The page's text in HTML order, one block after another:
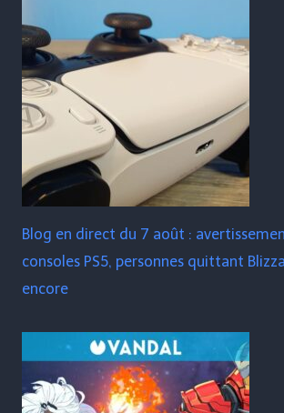
Blog en direct du 7 août :
consoles PS5, personnes quittant
encore